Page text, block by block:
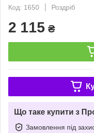
Код: 1650
Роздріб
2 115 ₴
Що таке купити з
Замовлення під